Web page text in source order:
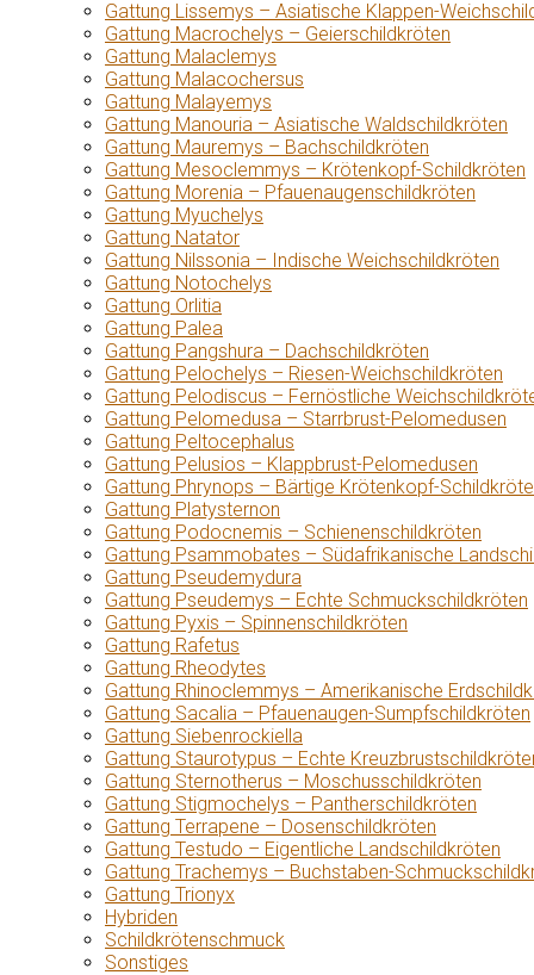
Gattung Lissemys – Asiatische Klappen-
Gattung Macrochelys – Geierschildkröten
Gattung Malaclemys
Gattung Malacochersus
Gattung Malayemys
Gattung Manouria – Asiatische Waldschildkröten
Gattung Mauremys – Bachschildkröten
Gattung Mesoclemmys – Krötenkopf-Schildkröten
Gattung Morenia – Pfauenaugenschildkröten
Gattung Myuchelys
Gattung Natator
Gattung Nilssonia – Indische Weichschildkröten
Gattung Notochelys
Gattung Orlitia
Gattung Palea
Gattung Pangshura – Dachschildkröten
Gattung Pelochelys – Riesen-Weichschildkröten
Gattung Pelodiscus – Fernöstliche
Gattung Pelomedusa – Starrbrust-Pelomedusen
Gattung Peltocephalus
Gattung Pelusios – Klappbrust-Pelomedusen
Gattung Phrynops – Bärtige Krötenkopf-
Gattung Platysternon
Gattung Podocnemis – Schienenschildkröten
Gattung Psammobates – Südafrikanische
Gattung Pseudemydura
Gattung Pseudemys – Echte Schmuckschildkröten
Gattung Pyxis – Spinnenschildkröten
Gattung Rafetus
Gattung Rheodytes
Gattung Rhinoclemmys – Amerikanische
Gattung Sacalia – Pfauenaugen-Sumpfschildkröten
Gattung Siebenrockiella
Gattung Staurotypus – Echte
Gattung Sternotherus – Moschusschildkröten
Gattung Stigmochelys – Pantherschildkröten
Gattung Terrapene – Dosenschildkröten
Gattung Testudo – Eigentliche Landschildkröten
Gattung Trachemys – Buchstaben-
Gattung Trionyx
Hybriden
Schildkrötenschmuck
Sonstiges